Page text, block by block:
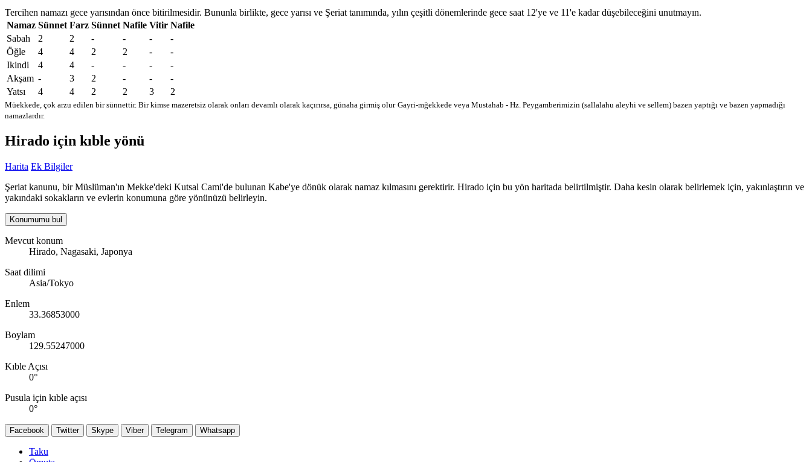
Tercihen namazı gece yarısından önce bitirilmesidir. Bununla birlikte, gece yarısı ve Şeriat tanımında, yılın çeşitli dönemlerinde gece saat 12'ye ve 11'e kadar düşebileceğini unutmayın.
Namaz Sünnet Farz Sünnet Nafile Vitir Nafile
Sabah
2 2 - - -
-
Öğle
4 4 2 2 -
-
Ikindi
4 4 - - -
-
Akşam - 3 2 - -
-
Yatsı
4 4 2 2 3 2
Müekkede, çok arzu edilen bir sünnettir. Bir kimse mazeretsiz olarak onları devamlı olarak kaçırırsa, günaha girmiş olur Gayri-mğekkede veya Mustahab - Hz. Peygamberimizin (sallalahu aleyhi ve sellem) bazen yaptığı ve bazen yapmadığı
namazlardır.
Hirado için kıble yönü
Harita Ek Bilgiler
Şeriat kanunu, bir Müslüman'ın Mekke'deki Kutsal Cami'de bulunan Kabe'ye dönük olarak namaz kılmasını gerektirir. Hirado için bu yön haritada belirtilmiştir. Daha kesin olarak belirlemek için, yakınlaştırın ve
yakındaki sokakların ve evlerin konumuna göre yönünüzü belirleyin.
Konumumu bul
Mevcut konum
Hirado, Nagasaki, Japonya
Saat dilimi
Asia/Tokyo
Enlem
33.36853000
Boylam
129.55247000
Kıble Açısı
0°
Pusula için kıble açısı
0°
Facebook Twitter Skype Viber Telegram Whatsapp
Taku